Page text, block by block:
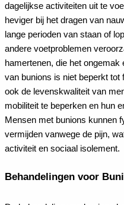
dagelijkse activiteiten uit te
heviger bij het dragen van
lange perioden van staan of
andere voetproblemen
hamertenen, die het ongemak
van bunions is niet beperkt
ook de levenskwaliteit van
mobiliteit te beperken en hun
Mensen met bunions kunnen
vermijden vanwege de pijn,
activiteit en sociaal isolement.
Behandelingen voor